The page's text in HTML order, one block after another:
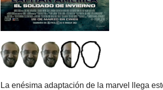
La enésima adaptación de la marvel llega